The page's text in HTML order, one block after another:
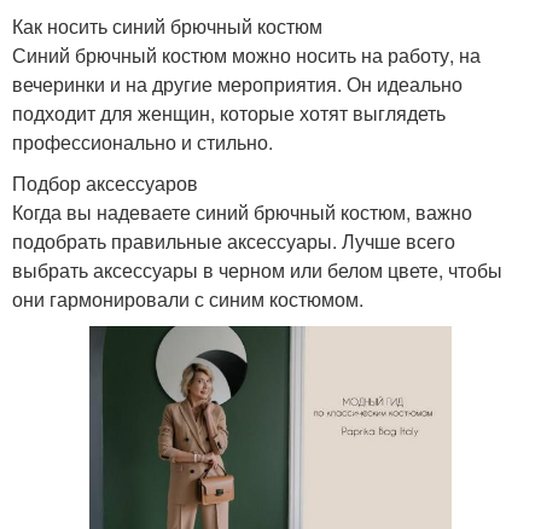
Как носить синий брючный костюм
Синий брючный костюм можно носить на работу, на
вечеринки и на другие мероприятия. Он идеально
подходит для женщин, которые хотят выглядеть
профессионально и стильно.
Подбор аксессуаров
Когда вы надеваете синий брючный костюм, важно
подобрать правильные аксессуары. Лучше всего
выбрать аксессуары в черном или белом цвете, чтобы
они гармонировали с синим костюмом.